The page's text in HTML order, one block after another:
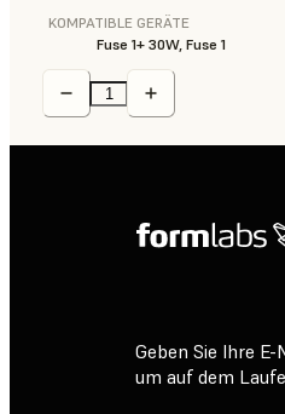
KOMPATIBLE GERÄTE
Fuse 1+ 30W, Fuse 1
Geben Sie Ihre
um auf dem